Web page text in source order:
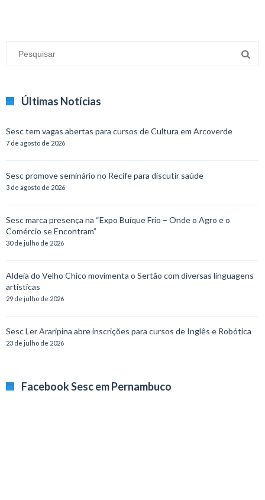
Últimas Notícias
Sesc tem vagas abertas para cursos de Cultura em Arcoverde
7 de agosto de 2026
Sesc promove seminário no Recife para discutir saúde
3 de agosto de 2026
Sesc marca presença na “Expo Buíque Frio – Onde o Agro e o
Comércio se Encontram”
30 de julho de 2026
Aldeia do Velho Chico movimenta o Sertão com diversas linguagens
artísticas
29 de julho de 2026
Sesc Ler Araripina abre inscrições para cursos de Inglês e Robótica
23 de julho de 2026
Facebook Sesc em Pernambuco